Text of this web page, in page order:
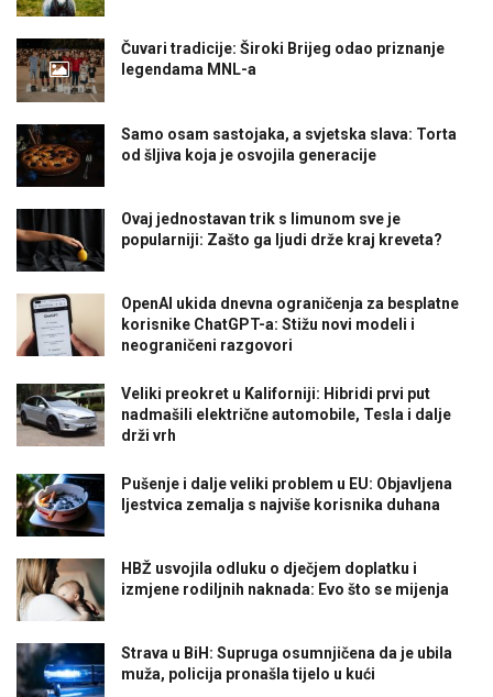
Čuvari tradicije: Široki Brijeg odao priznanje
legendama MNL-a
Samo osam sastojaka, a svjetska slava: Torta
od šljiva koja je osvojila generacije
Ovaj jednostavan trik s limunom sve je
popularniji: Zašto ga ljudi drže kraj kreveta?
OpenAI ukida dnevna ograničenja za besplatne
korisnike ChatGPT-a: Stižu novi modeli i
neograničeni razgovori
Veliki preokret u Kaliforniji: Hibridi prvi put
nadmašili električne automobile, Tesla i dalje
drži vrh
Pušenje i dalje veliki problem u EU: Objavljena
ljestvica zemalja s najviše korisnika duhana
HBŽ usvojila odluku o dječjem doplatku i
izmjene rodiljnih naknada: Evo što se mijenja
Strava u BiH: Supruga osumnjičena da je ubila
muža, policija pronašla tijelo u kući